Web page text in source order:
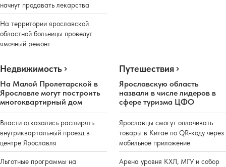
начнут продавать лекарства
На территории ярославской
областной больницы проведут
ямочный ремонт
Недвижимость
На Малой Пролетарской в
Ярославле могут построить
многоквартирный дом
Власти отказались расширять
внутриквартальный проезд в
центре Ярославля
Льготные программы на
Путешествия
Ярославскую область
назвали в числе лидеров в
сфере туризма ЦФО
Ярославцы смогут оплачивать
товары в Китае по QR-коду через
мобильное приложение
Арена уровня КХЛ, МГУ и собор